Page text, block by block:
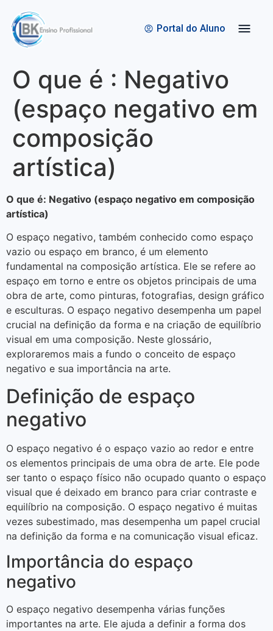
Portal do Aluno
O que é : Negativo
(espaço negativo em
composição
artística)
O que é: Negativo (espaço negativo em composição
artística)
O espaço negativo, também conhecido como espaço
vazio ou espaço em branco, é um elemento
fundamental na composição artística. Ele se refere ao
espaço em torno e entre os objetos principais de uma
obra de arte, como pinturas, fotografias, design gráfico
e esculturas. O espaço negativo desempenha um papel
crucial na definição da forma e na criação de equilíbrio
visual em uma composição. Neste glossário,
exploraremos mais a fundo o conceito de espaço
negativo e sua importância na arte.
Definição de espaço
negativo
O espaço negativo é o espaço vazio ao redor e entre
os elementos principais de uma obra de arte. Ele pode
ser tanto o espaço físico não ocupado quanto o espaço
visual que é deixado em branco para criar contraste e
equilíbrio na composição. O espaço negativo é muitas
vezes subestimado, mas desempenha um papel crucial
na definição da forma e na comunicação visual eficaz.
Importância do espaço
negativo
O espaço negativo desempenha várias funções
importantes na arte. Ele ajuda a definir a forma dos